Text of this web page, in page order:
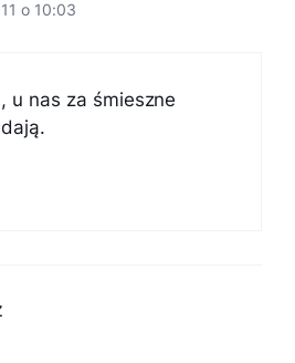
o 10:03
u nas za śmieszne